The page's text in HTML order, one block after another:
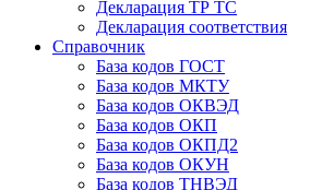
Декларация ТР ТС
Декларация соответствия
Справочник
База кодов ГОСТ
База кодов МКТУ
База кодов ОКВЭД
База кодов ОКП
База кодов ОКПД2
База кодов ОКУН
База кодов ТНВЭД